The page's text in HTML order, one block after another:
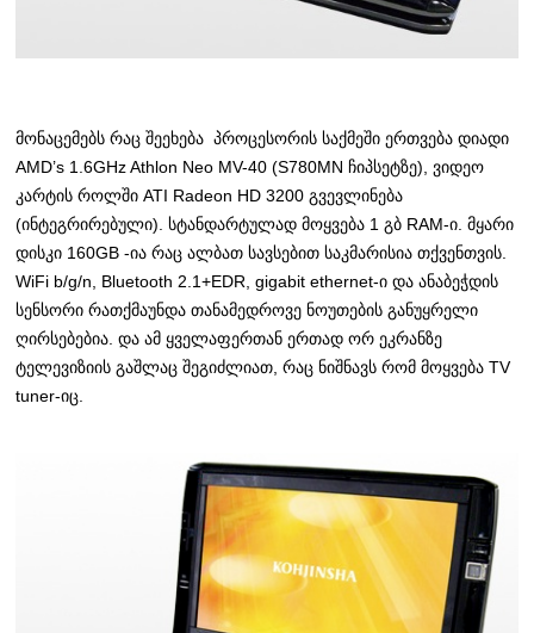
მონაცემებს რაც შეეხება პროცესორის საქმეში ერთვება დიადი
AMD’s 1.6GHz Athlon Neo MV-40 (S780MN ჩიპსეტზე), ვიდეო
კარტის როლში ATI Radeon HD 3200 გვევლინება
(ინტეგრირებული). სტანდარტულად მოყვება 1 გბ RAM-ი. მყარი
დისკი 160GB -ია რაც ალბათ სავსებით საკმარისია თქვენთვის.
WiFi b/g/n, Bluetooth 2.1+EDR, gigabit ethernet-ი და ანაბეჭდის
სენსორი რათქმაუნდა თანამედროვე ნოუთების განუყრელი
ღირსებებია. და ამ ყველაფერთან ერთად ორ ეკრანზე
ტელევიზიის გაშლაც შეგიძლიათ, რაც ნიშნავს რომ მოყვება TV
tuner-იც.